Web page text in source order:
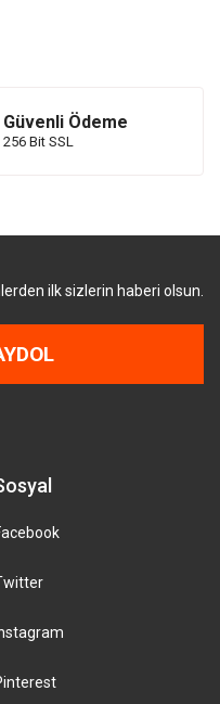
Güvenli Ödeme
256 Bit SSL
ilk sizlerin haberi olsun.